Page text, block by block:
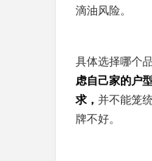
滴油风险。
具体选择哪个
虑自己家的户
求， 并不能笼
牌不好。